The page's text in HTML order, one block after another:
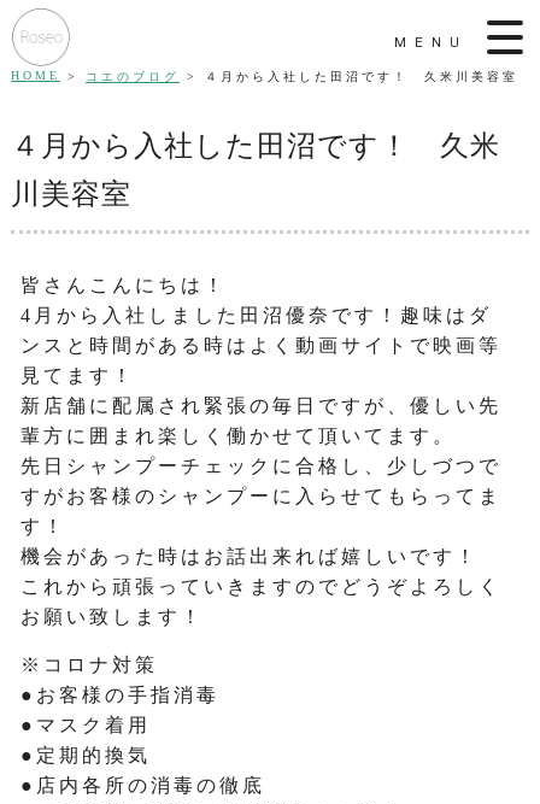
MENU
HOME コエのブログ ４月から入社した田沼です！ 久米川美容室
４月から入社した田沼です！ 久米
川美容室
皆さんこんにちは！
4月から入社しました田沼優奈です！趣味はダ
ンスと時間がある時はよく動画サイトで映画等
見てます！
新店舗に配属され緊張の毎日ですが、優しい先
輩方に囲まれ楽しく働かせて頂いてます。
先日シャンプーチェックに合格し、少しづつで
すがお客様のシャンプーに入らせてもらってま
す！
機会があった時はお話出来れば嬉しいです！
これから頑張っていきますのでどうぞよろしく
お願い致します！
※コロナ対策
●お客様の手指消毒
●マスク着用
●定期的換気
●店内各所の消毒の徹底